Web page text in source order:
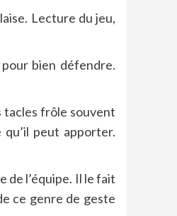
Lecture du jeu,
bien défendre.
tacles frôle souvent
peut apporter.
de l’équipe. Il le fait
ce genre de geste